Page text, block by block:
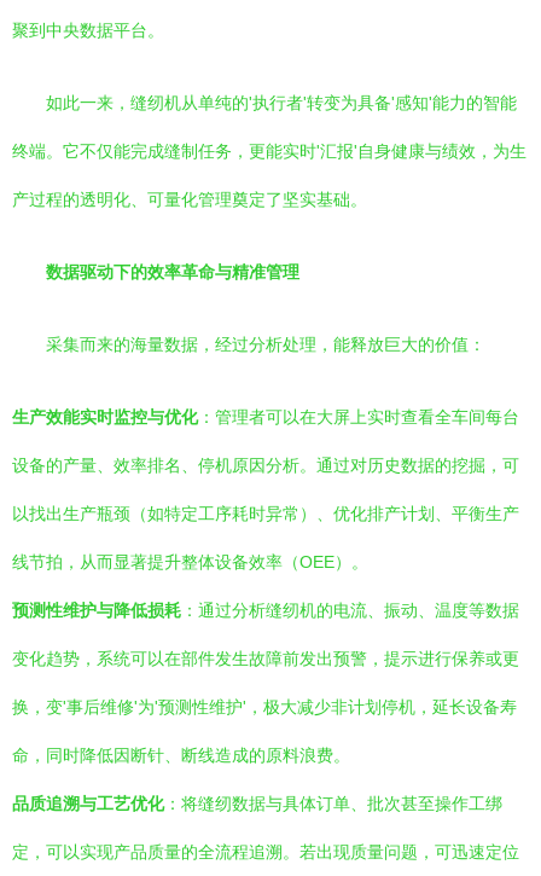
聚到中央数据平台。
如此一来，缝纫机从单纯的'执行者'转变为具备'感知'能力的智能
终端。它不仅能完成缝制任务，更能实时'汇报'自身健康与绩效，为生
产过程的透明化、可量化管理奠定了坚实基础。
数据驱动下的效率革命与精准管理
采集而来的海量数据，经过分析处理，能释放巨大的价值：
生产效能实时监控与优化：管理者可以在大屏上实时查看全车间每台
设备的产量、效率排名、停机原因分析。通过对历史数据的挖掘，可
以找出生产瓶颈（如特定工序耗时异常）、优化排产计划、平衡生产
线节拍，从而显著提升整体设备效率（OEE）。
预测性维护与降低损耗 ：通过分析缝纫机的电流、振动、温度等数据
变化趋势，系统可以在部件发生故障前发出预警，提示进行保养或更
换，变'事后维修'为'预测性维护'，极大减少非计划停机，延长设备寿
命，同时降低因断针、断线造成的原料浪费。
品质追溯与工艺优化：将缝纫数据与具体订单、批次甚至操作工绑
定，可以实现产品质量的全流程追溯。若出现质量问题，可迅速定位